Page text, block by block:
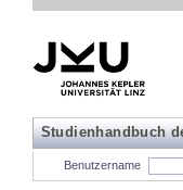
Studienhandbuch
Benutzername